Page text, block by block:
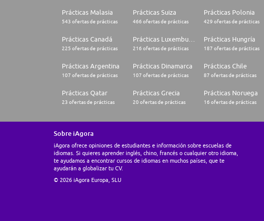
Prácticas Malasia
543 ofertas de prácticas
Prácticas Suiza
466 ofertas de prácticas
Prácticas Polonia
429 ofertas de prácticas
Prácticas Canadá
225 ofertas de prácticas 216 ofertas de prácticas
Prácticas Hungría
187 ofertas de prácticas
Prácticas Argentina
107 ofertas de prácticas
Prácticas Dinamarca
107 ofertas de prácticas
Prácticas Chile
87 ofertas de prácticas
Prácticas Qatar
23 ofertas de prácticas
Prácticas Grecia
20 ofertas de prácticas
Prácticas Noruega
16 ofertas de prácticas
Sobre iAgora
iAgora ofrece opiniones de estudiantes e información sobre escuelas de
idiomas. Si quieres aprender inglés, chino, francés o cualquier otro idioma,
te ayudamos a encontrar cursos de idiomas en muchos países, que te
ayudarán a globalizar tu CV.
© 2026 iAgora Europa, SLU